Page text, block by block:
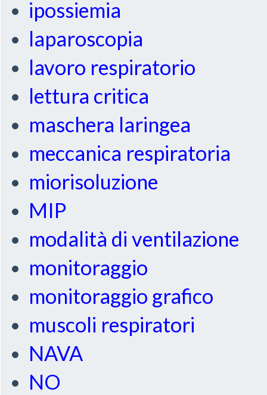
ipossiemia
laparoscopia
lavoro respiratorio
lettura critica
maschera laringea
meccanica respiratoria
miorisoluzione
MIP
modalità di ventilazione
monitoraggio
monitoraggio grafico
muscoli respiratori
NAVA
NO